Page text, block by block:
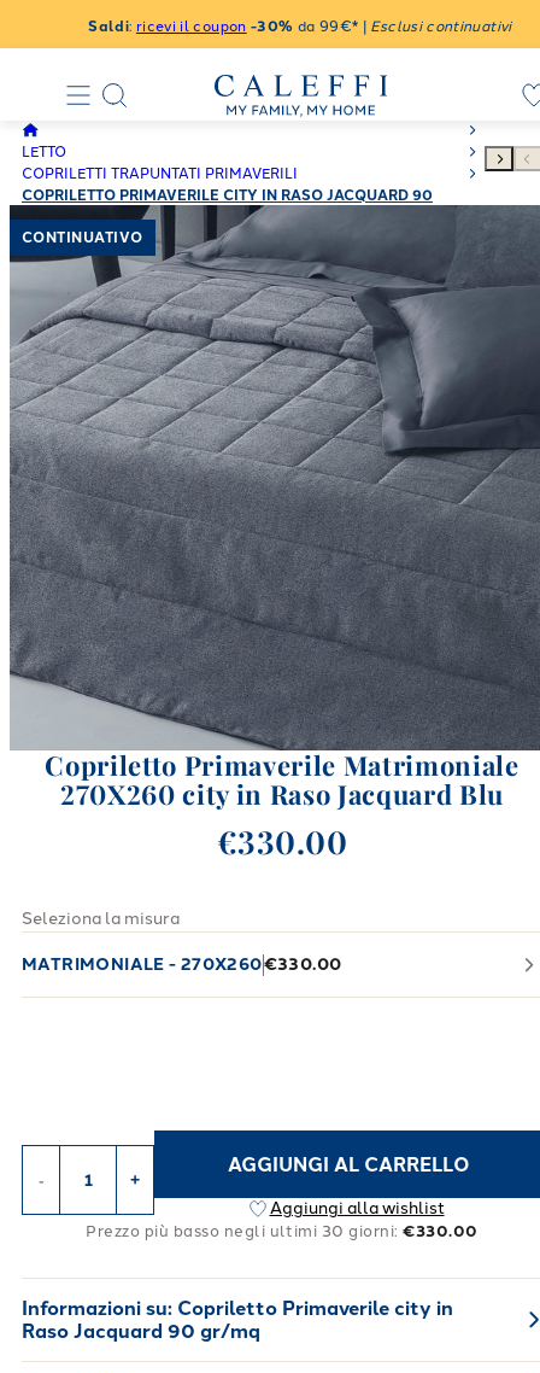
Saldi: ricevi il coupon -30% da 99€* | Esclusi continuativi
LETTO
COPRILETTI TRAPUNTATI PRIMAVERILI
COPRILETTO PRIMAVERILE CITY IN RASO JACQUARD 90
GR/MQ
CONTINUATIVO
Copriletto Primaverile Matrimoniale
270X260 city in Raso Jacquard Blu
€330.00
Seleziona la misura
MATRIMONIALE - 270X260€330.00
- +
AGGIUNGI AL CARRELLO
Aggiungi alla wishlist
Prezzo più basso negli ultimi 30 giorni: €330.00
Informazioni su: Copriletto Primaverile city in
Raso Jacquard 90 gr/mq